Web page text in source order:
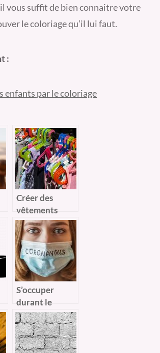
vous suffit de bien connaitre votre
le coloriage qu’il lui faut.
:
enfants par le coloriage
Créer des
vêtements
pour enfants
S’occuper
durant le
confinement.